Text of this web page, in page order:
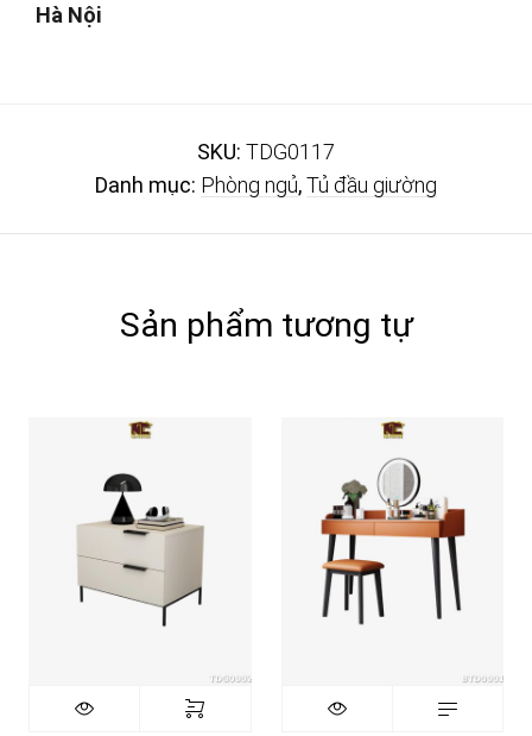
Hà Nội
SKU: TDG0117
Danh mục: Phòng ngủ,Tủ đầu giường
Sản phẩm tương tự